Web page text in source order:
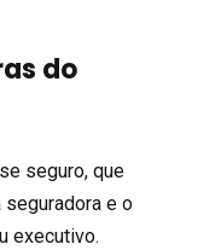
do
seguro, que
e o
executivo.